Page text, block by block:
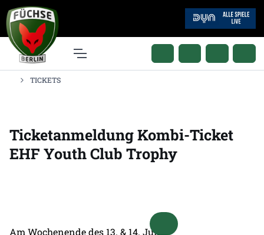
TICKETS
Ticketanmeldung Kombi-Ticket
EHF Youth Club Trophy
Am Wochenende des 13. & 14. Juni